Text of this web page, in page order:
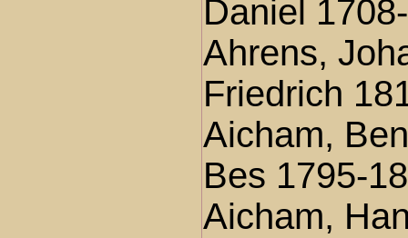
Daniel
Ahrens,
Friedrich
Aicham,
Bes 1795-
Aicham,